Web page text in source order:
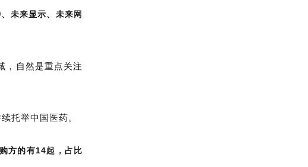
未来显示、未来网
，自然是重点关注
托举中国医药。
方的有14起，占比